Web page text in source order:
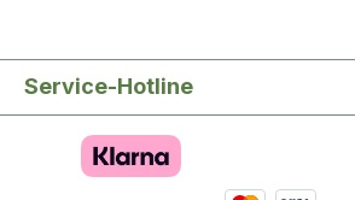
Service-Hotline